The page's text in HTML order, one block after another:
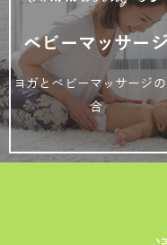
ベビーマッサージ
ヨガとベビーマッサージ
合